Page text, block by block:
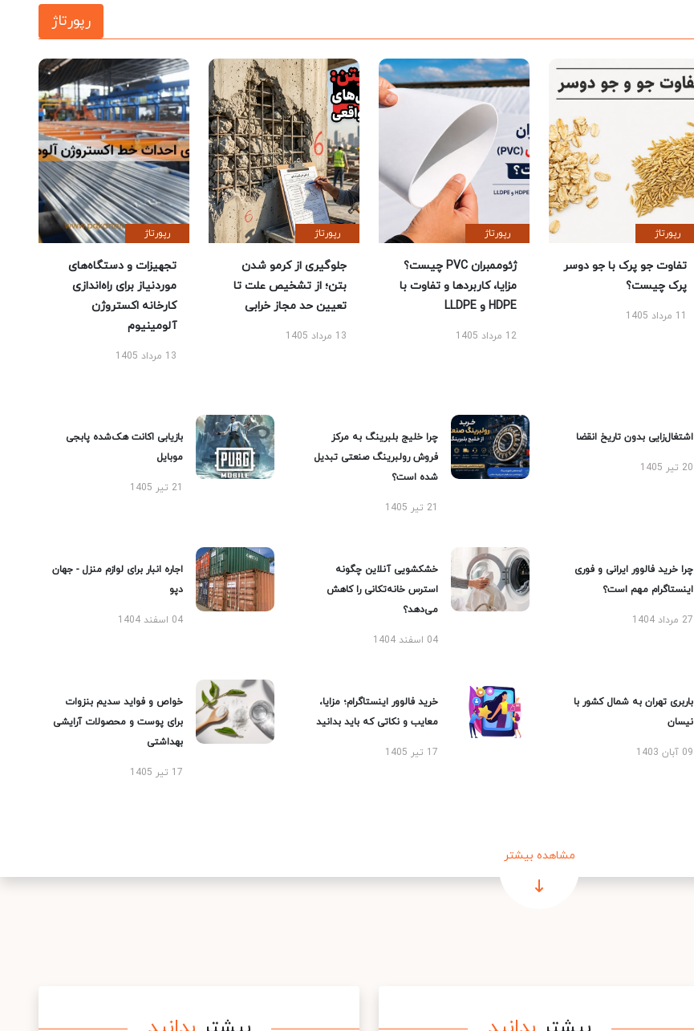
رپورتاژ
رپورتاژ
تفاوت جو پرک با جو دوسر
پرک چیست؟
11 مرداد 1405
رپورتاژ
ژئوممبران PVC چیست؟
مزایا، کاربردها و تفاوت با
HDPE و LLDPE
12 مرداد 1405
رپورتاژ
جلوگیری از کرمو شدن
بتن؛ از تشخیص علت تا
تعیین حد مجاز خرابی
13 مرداد 1405
رپورتاژ
تجهیزات و دستگاه‌های
موردنیاز برای راه‌اندازی
کارخانه اکستروژن
آلومینیوم
13 مرداد 1405
اشتغال‌زایی بدون تاریخ انقضا
20 تیر 1405
چرا خلیج بلبرینگ به مرکز
فروش رولبرینگ صنعتی تبدیل
شده است؟
21 تیر 1405
بازیابی اکانت هک‌شده پابجی
موبایل
21 تیر 1405
چرا خرید فالوور ایرانی و فوری
اینستاگرام مهم است؟
27 مرداد 1404
خشکشویی آنلاین چگونه
استرس خانه‌تکانی را کاهش
می‌دهد؟
04 اسفند 1404
اجاره انبار برای لوازم منزل - جهان
دپو
04 اسفند 1404
باربری تهران به شمال کشور با
نیسان
09 آبان 1403
خرید فالوور اینستاگرام؛ مزایا،
معایب و نکاتی که باید بدانید
17 تیر 1405
خواص و فواید سدیم بنزوات
برای پوست و محصولات آرایشی
بهداشتی
17 تیر 1405
مشاهده بیشتر